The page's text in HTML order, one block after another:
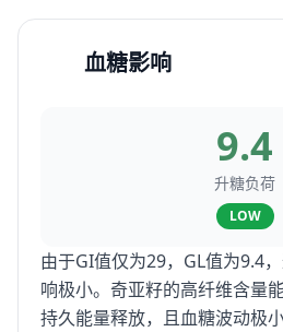
血糖影响
9.4
升糖负荷
LOW
由于GI值仅为29，GL值为9.4
响极小。奇亚籽的高纤维含量
持久能量释放，且血糖波动极小